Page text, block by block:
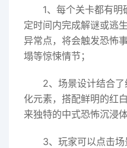
1、每个关卡都有
定时间内完成解谜或逃
异常点，将会触发恐怖
塌等惊悚情节；
2、场景设计结合
化元素，搭配鲜明的红
来独特的中式恐怖沉浸体
3、玩家可以点击